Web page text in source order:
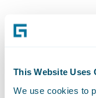
This Website Uses
We use cookies to
Seguros
Esta visión